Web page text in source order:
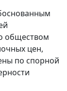
обществом
цен,
по спорной